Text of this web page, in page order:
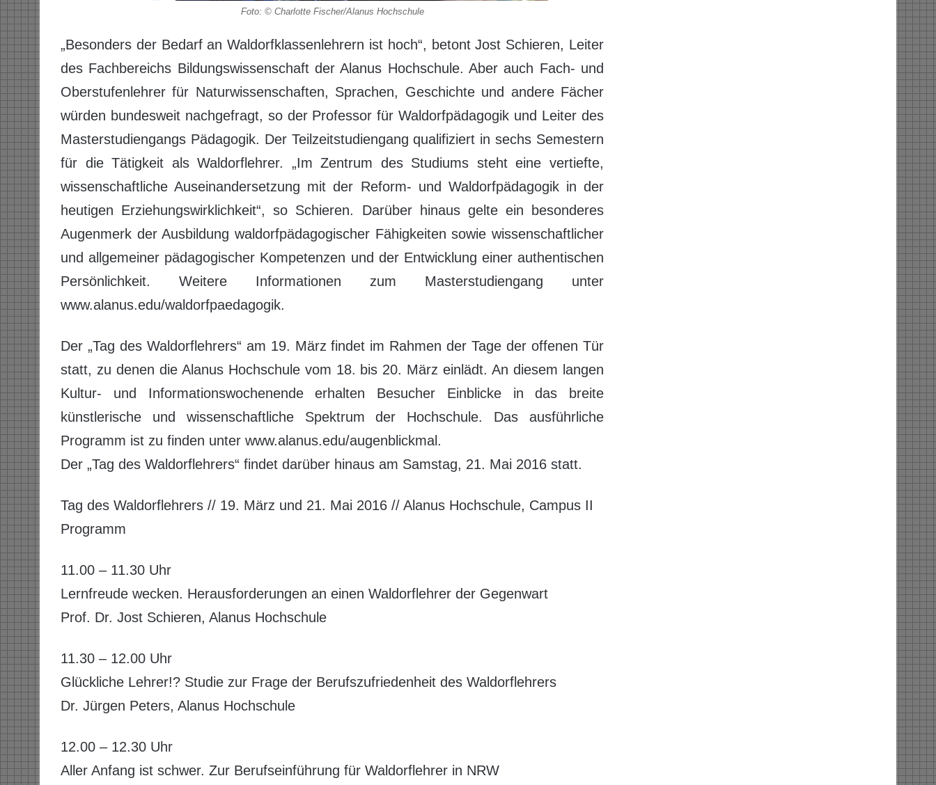
Foto: © Charlotte Fischer/Alanus Hochschule
„Besonders der Bedarf an Waldorfklassenlehrern ist hoch“, betont Jost Schieren, Leiter
des Fachbereichs Bildungswissenschaft der Alanus Hochschule. Aber auch Fach- und
Oberstufenlehrer für Naturwissenschaften, Sprachen, Geschichte und andere Fächer
würden bundesweit nachgefragt, so der Professor für Waldorfpädagogik und Leiter des
Masterstudiengangs Pädagogik. Der Teilzeitstudiengang qualifiziert in sechs Semestern
für die Tätigkeit als Waldorflehrer. „Im Zentrum des Studiums steht eine vertiefte,
wissenschaftliche Auseinandersetzung mit der Reform- und Waldorfpädagogik in der
heutigen Erziehungswirklichkeit“, so Schieren. Darüber hinaus gelte ein besonderes
Augenmerk der Ausbildung waldorfpädagogischer Fähigkeiten sowie wissenschaftlicher
und allgemeiner pädagogischer Kompetenzen und der Entwicklung einer authentischen
Persönlichkeit. Weitere Informationen zum Masterstudiengang unter
www.alanus.edu/waldorfpaedagogik.
Der „Tag des Waldorflehrers“ am 19. März findet im Rahmen der Tage der offenen Tür
statt, zu denen die Alanus Hochschule vom 18. bis 20. März einlädt. An diesem langen
Kultur- und Informationswochenende erhalten Besucher Einblicke in das breite
künstlerische und wissenschaftliche Spektrum der Hochschule. Das ausführliche
Programm ist zu finden unter www.alanus.edu/augenblickmal.
Der „Tag des Waldorflehrers“ findet darüber hinaus am Samstag, 21. Mai 2016 statt.
Tag des Waldorflehrers // 19. März und 21. Mai 2016 // Alanus Hochschule, Campus II
Programm
11.00 – 11.30 Uhr
Lernfreude wecken. Herausforderungen an einen Waldorflehrer der Gegenwart
Prof. Dr. Jost Schieren, Alanus Hochschule
11.30 – 12.00 Uhr
Glückliche Lehrer!? Studie zur Frage der Berufszufriedenheit des Waldorflehrers
Dr. Jürgen Peters, Alanus Hochschule
12.00 – 12.30 Uhr
Aller Anfang ist schwer. Zur Berufseinführung für Waldorflehrer in NRW